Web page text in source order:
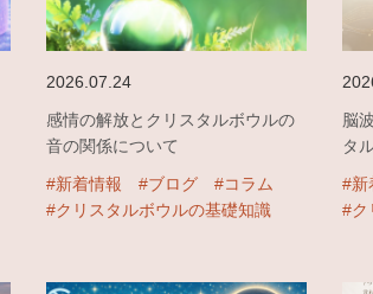
2026.07.24
感情の解放とクリスタルボウルの
音の関係について
#新着情報
#ブログ
#コラム
#クリスタルボウルの基礎知識
脳
タ
#新
#ク